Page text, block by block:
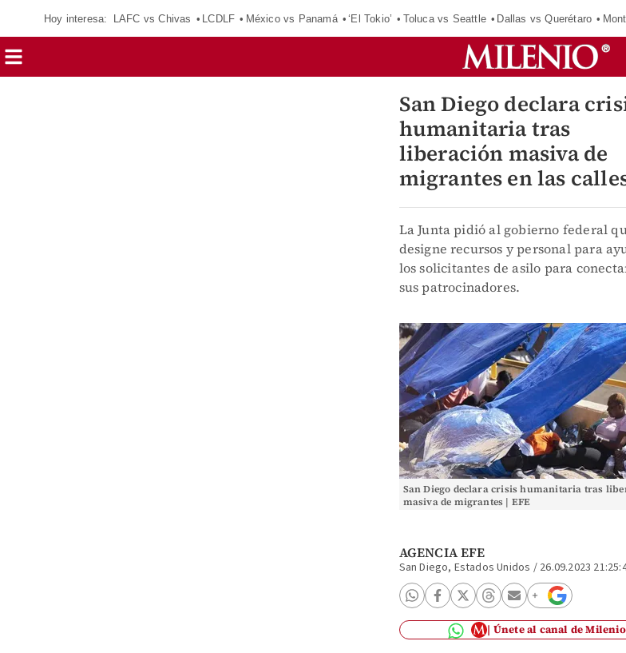
Hoy interesa: LAFC vs Chivas LCDLF México vs Panamá ‘El Tokio’ Toluca vs Seattle Dallas vs Querétaro
San Diego declara
humanitaria tras
liberación masiva de
migrantes en las
La Junta pidió al gobierno federal
designe recursos y personal para
los solicitantes de asilo para
sus patrocinadores.
San Diego declara crisis humanitaria tras
masiva de migrantes | EFE
AGENCIA EFE
San Diego, Estados Unidos / 26.09.2023
Únete al canal de Milenio